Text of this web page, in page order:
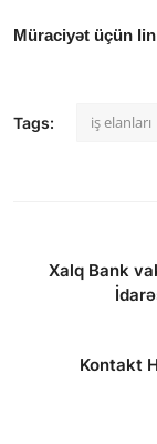
Müraciyət üçün
Tags: iş elanları
Xalq Bank
Kontakt